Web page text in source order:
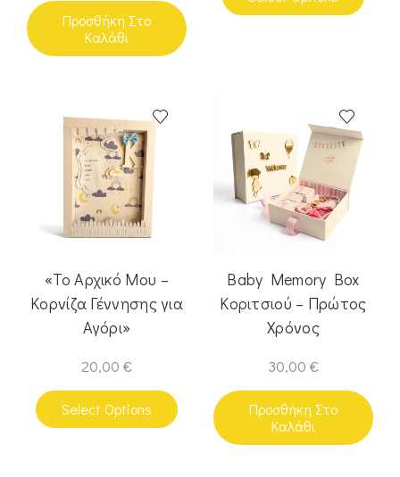
Προσθήκη Στο
Καλάθι
«Το Αρχικό Μου –
Κορνίζα Γέννησης για
Αγόρι»
20,00 €
Select Options
Baby Memory Box
Κοριτσιού – Πρώτος
Χρόνος
30,00 €
Προσθήκη Στο
Καλάθι